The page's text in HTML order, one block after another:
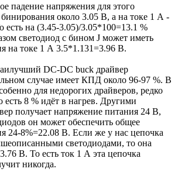
падение напряжения для этого
бинирования около 3.05 В, а на токе 1 А -
на (3.45-3.05)/3.05*100=13.1 %
светодиод с бином J может иметь
на токе 1 А 3.5*1.131=3.96 В.
DC-DC buck драйвер
случае имеет КПД около 96-97 %. В
для недорогих драйверов, редко
8 % идёт в нагрев. Другими
получает напряжение питания 24 В,
он может обеспечить общее
24-8%=22.08 В. Если же у нас цепочка
светодиодами, то она
В. То есть ток 1 А эта цепочка
никогда.